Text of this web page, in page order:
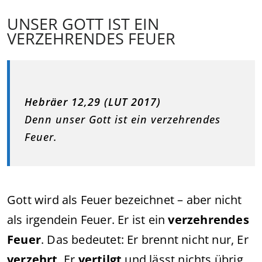
UNSER GOTT IST EIN
VERZEHRENDES FEUER
Hebräer 12,29 (LUT 2017)
Denn unser Gott ist ein verzehrendes
Feuer.
Gott wird als Feuer bezeichnet – aber nicht
als irgendein Feuer. Er ist einverzehrendes
Feuer. Das bedeutet: Er brennt nicht nur, Er